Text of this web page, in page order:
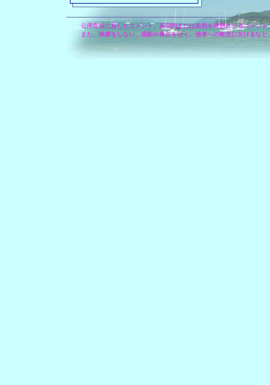
公序良俗に反したコメント、差別的または差別を連想させるコメン
また、挨拶をしない、扇動や暴言を吐く、他者への敬意に欠けるな